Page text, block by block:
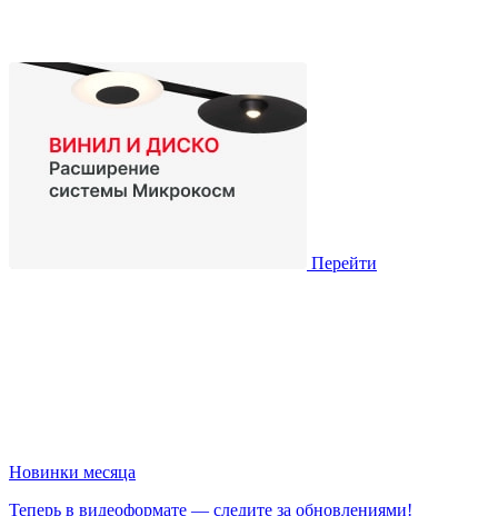
Перейти
Новинки месяца
Теперь в видеоформате — следите за обновлениями!